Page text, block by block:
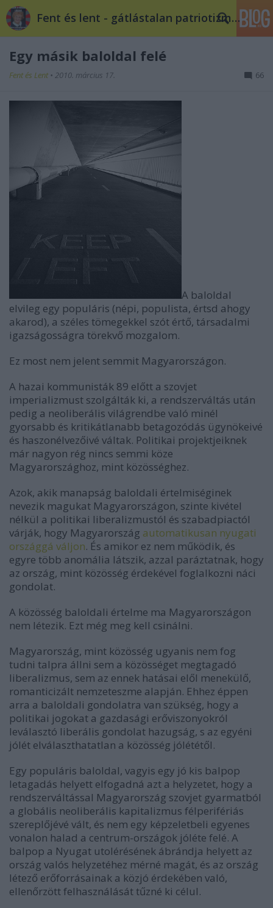
Fent és lent - gátlástalan patriotizmus
Egy másik baloldal felé
Fent és Lent • 2010. március 17. 66
A baloldal
elvileg egy populáris (népi, populista, értsd ahogy
akarod), a széles tömegekkel szót értő, társadalmi
igazságosságra törekvő mozgalom.
Ez most nem jelent semmit Magyarországon.
A hazai kommunisták 89 előtt a szovjet
imperializmust szolgálták ki, a rendszerváltás után
pedig a neoliberális világrendbe való minél
gyorsabb és kritikátlanabb betagozódás ügynökeivé
és haszonélvezőivé váltak. Politikai projektjeiknek
már nagyon rég nincs semmi köze
Magyarországhoz, mint közösséghez.
Azok, akik manapság baloldali értelmiséginek
nevezik magukat Magyarországon, szinte kivétel
nélkül a politikai liberalizmustól és szabadpiactól
várják, hogy Magyarország automatikusan nyugati
országgá váljon. És amikor ez nem működik, és
egyre több anomália látszik, azzal paráztatnak, hogy
az ország, mint közösség érdekével foglalkozni náci
gondolat.
A közösség baloldali értelme ma Magyarországon
nem létezik. Ezt még meg kell csinálni.
Magyarország, mint közösség ugyanis nem fog
tudni talpra állni sem a közösséget megtagadó
liberalizmus, sem az ennek hatásai elől menekülő,
romanticizált nemzeteszme alapján. Ehhez éppen
arra a baloldali gondolatra van szükség, hogy a
politikai jogokat a gazdasági erőviszonyokról
leválasztó liberális gondolat hazugság, s az egyéni
jólét elválaszthatatlan a közösség jólététől.
Egy populáris baloldal, vagyis egy jó kis balpop
letagadás helyett elfogadná azt a helyzetet, hogy a
rendszerváltással Magyarország szovjet gyarmatból
a globális neoliberális kapitalizmus félperifériás
szereplőjévé vált, és nem egy képzeletbeli egyenes
vonalon halad a centrum-országok jóléte felé. A
balpop a Nyugat utolérésének ábrándja helyett az
ország valós helyzetéhez mérné magát, és az ország
létező erőforrásainak a közjó érdekében való,
ellenőrzött felhasználását tűzné ki célul.